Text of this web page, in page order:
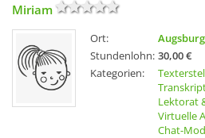
Miriam
Ort:
Stundenlohn: 30,00 €
Kategorien:
Lektorat
Virtuelle
Chat-